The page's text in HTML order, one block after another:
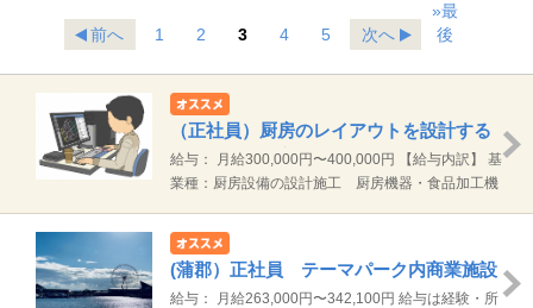
前へ 1 2 3 4 5 次へ
»最
後
（正社員）厨房のレイアウトを設計する
お仕事 豊橋市
給与： 月給300,000円〜400,000円 【給与内訳】 基
本給 255,000円～355,000円 みなし残業
間分として支給し、超過分は別途支給します。 通勤
手当規定支給（上限25,000円/月）
業種：厨房設備の設計施工 厨房機器・食品加工機
厨房機器、販売、買取
(蒲郡）正社員 テーマパーク内商業施設
の運営管理
給与： 月給263,000円〜342,100円 給与は経験・所